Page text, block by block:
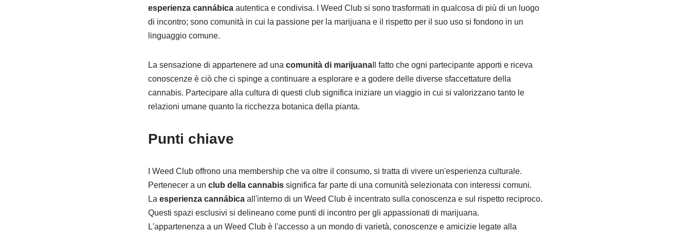
esperienza cannábicaautentica e condivisa. I Weed Club si sono trasformati in qualcosa di più di un luogo
di incontro; sono comunità in cui la passione per la marijuana e il rispetto per il suo uso si fondono in un
linguaggio comune.
La sensazione di appartenere ad una comunità di marijuanaIl fatto che ogni partecipante apporti e riceva
conoscenze è ciò che ci spinge a continuare a esplorare e a godere delle diverse sfaccettature della
cannabis. Partecipare alla cultura di questi club significa iniziare un viaggio in cui si valorizzano tanto le
relazioni umane quanto la ricchezza botanica della pianta.
Punti chiave
I Weed Club offrono una membership che va oltre il consumo, si tratta di vivere un'esperienza culturale.
Pertenecer a un club della cannabissignifica far parte di una comunità selezionata con interessi comuni.
La esperienza cannábicaall'interno di un Weed Club è incentrato sulla conoscenza e sul rispetto reciproco.
Questi spazi esclusivi si delineano come punti di incontro per gli appassionati di marijuana.
L'appartenenza a un Weed Club è l'accesso a un mondo di varietà, conoscenze e amicizie legate alla